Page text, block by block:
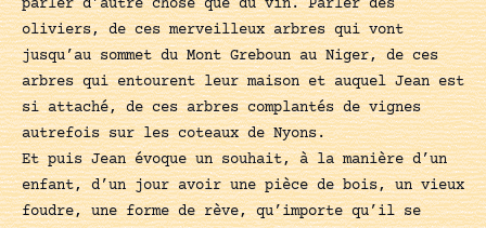
parler d’autre chose que du vin. Parler des
oliviers, de ces merveilleux arbres qui vont
jusqu’au sommet du Mont Greboun au Niger, de ces
arbres qui entourent leur maison et auquel Jean est
si attaché, de ces arbres complantés de vignes
autrefois sur les coteaux de Nyons.
Et puis Jean évoque un souhait, à la manière d’un
enfant, d’un jour avoir une pièce de bois, un vieux
foudre, une forme de rève, qu’importe qu’il se